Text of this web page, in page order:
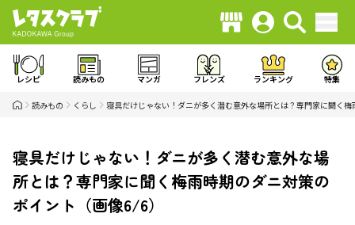
レシピ 読みもの マンガ フレンズ ランキング 特集
読みもの くらし 寝具だけじゃない！ダニが多く潜む意外な場所とは？専門家に聞く
寝具だけじゃない！ダニが多く潜む意外な場
所とは？専門家に聞く梅雨時期のダニ対策の
ポイント（画像6/6）